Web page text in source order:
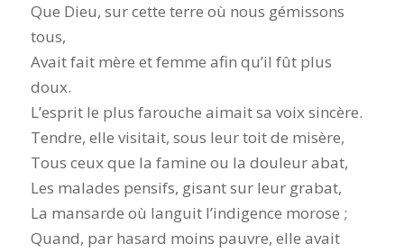
Que Dieu, sur cette terre où nous gémissons
tous,
Avait fait mère et femme afin qu’il fût plus
doux.
L’esprit le plus farouche aimait sa voix sincère.
Tendre, elle visitait, sous leur toit de misère,
Tous ceux que la famine ou la douleur abat,
Les malades pensifs, gisant sur leur grabat,
La mansarde où languit l’indigence morose ;
Quand, par hasard moins pauvre, elle avait